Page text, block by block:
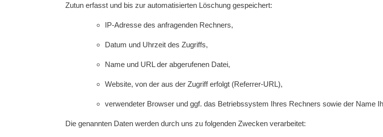
Zutun erfasst und bis zur automatisierten Löschung gespeichert:
IP-Adresse des anfragenden Rechners,
Datum und Uhrzeit des Zugriffs,
Name und URL der abgerufenen Datei,
Website, von der aus der Zugriff erfolgt (Referrer-URL),
verwendeter Browser und ggf. das Betriebssystem Ihres Rechners sowie der Name
Die genannten Daten werden durch uns zu folgenden Zwecken verarbeitet: